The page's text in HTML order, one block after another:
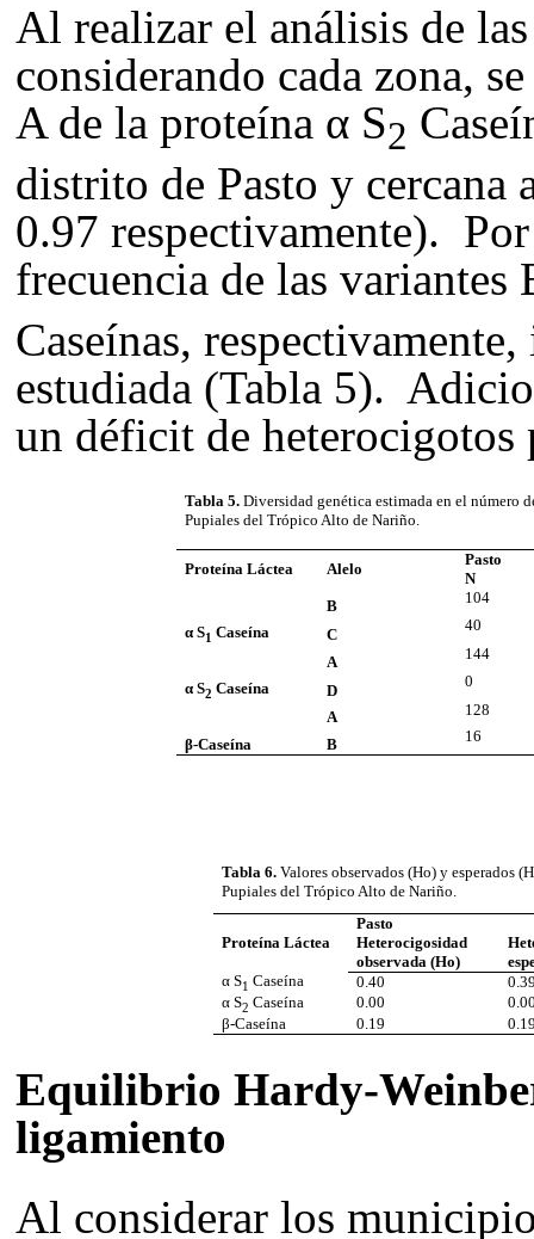
Al realizar el análisis de
considerando cada zona,
A de la proteína α S2
distrito de Pasto y
0.97 respectivamente).
frecuencia de las variantes
Caseínas,
estudiada (Tabla 5).
un déficit de heterocigotos
Tabla 5.Diversidad genética estimada en el número
Pupiales del Trópico Alto de Nariño.
Proteína Láctea Alelo
Pasto
N
α S1 Caseína
B 104
C
40
α S2 Caseína
A 144
D
0
β-Caseína
A
128
B
16
Tabla 6. Valores observados (Ho) y esperados
Pupiales del Trópico Alto de Nariño.
Proteína Láctea
Pasto
Heterocigosidad
observada (Ho)
α S1 Caseína 0.40
α S2 Caseína 0.00
β-Caseína
0.19
Equilibrio Hardy-
ligamiento
Al considerar los